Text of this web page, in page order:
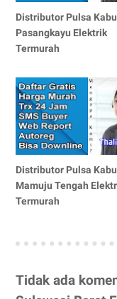
Distributor Pulsa
Pasangkayu Elektrik
Termurah
Distributor Pulsa
Mamuju Tengah
Termurah
Tidak ada